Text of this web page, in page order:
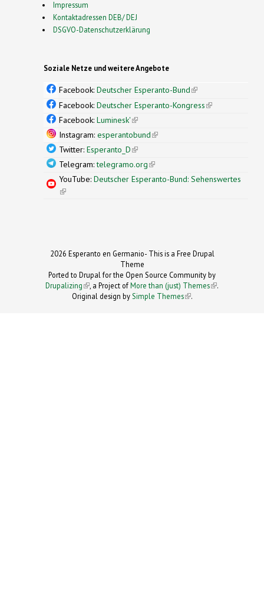
Impressum
Kontaktadressen DEB/ DEJ
DSGVO-Datenschutzerklärung
Soziale Netze und weitere Angebote
Facebook: Deutscher Esperanto-Bund(link is
external)
Facebook: Deutscher Esperanto-Kongress(link is
Facebook: Luminesk'(link is external)
Instagram: esperantobund(link is external)
Twitter: Esperanto_D(link is external)
Telegram:telegramo.org(link is external)
YouTube: Deutscher Esperanto-Bund: Sehenswertes
(link is external)
2026 Esperanto en Germanio- This is a Free Drupal
Theme
Ported to Drupal for the Open Source Community by
Drupalizing(link is external)
, a Project ofMore than (just) Themes (link is
.
Original design by Simple Themes
(link is
.